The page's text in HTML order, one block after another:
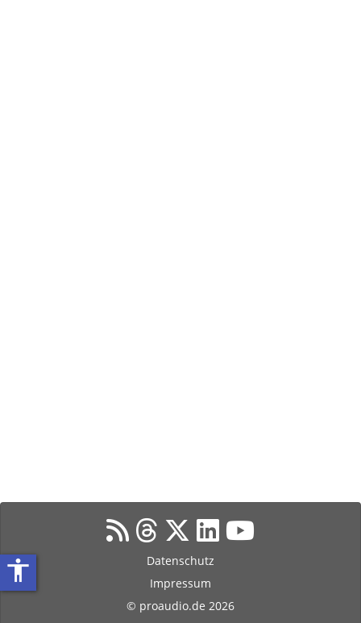
Datenschutz
Impressum
© proaudio.de 2026
accessibility